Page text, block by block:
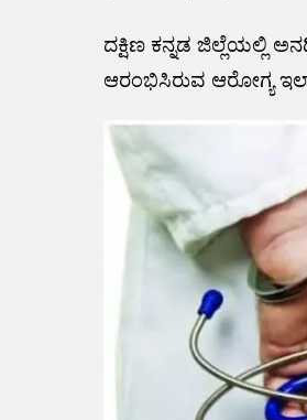
ದಕ್ಷಿಣ ಕನ್ನಡ ಜಿಲ್ಲೆಯಲ್ಲಿ
ಆರಂಭಿಸಿರುವ ಆರೋಗ್ಯ